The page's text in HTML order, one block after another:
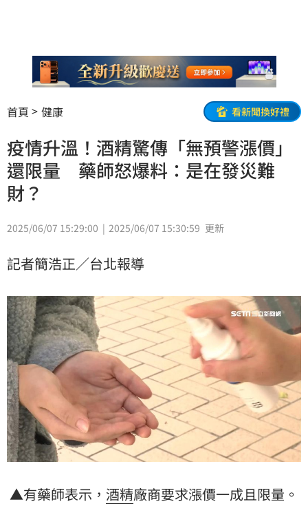
首頁 健康 看新聞換好禮
疫情升溫！酒精驚傳「無預警漲價」
還限量 藥師怒爆料：是在發災難
財？
2025/06/07 15:29:00 2025/06/07 15:30:59 更新
記者簡浩正／台北報導
▲有藥師表示， 酒精廠商要求漲價一成且限量。